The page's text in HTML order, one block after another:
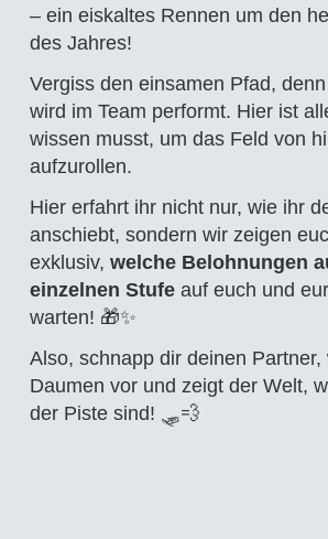
– ein eiskaltes Rennen um den
des Jahres!
Vergiss den einsamen Pfad,
wird im Team performt. Hier ist
wissen musst, um das Feld von
aufzurollen.
Hier erfahrt ihr nicht nur, wie ihr
anschiebt, sondern wir zeigen
exklusiv, welche Belohnungen
einzelnen Stufeauf euch und
warten! 🎁✨
Also, schnapp dir deinen Partner,
Daumen vor und zeigt der Welt,
der Piste sind! 🛷💨